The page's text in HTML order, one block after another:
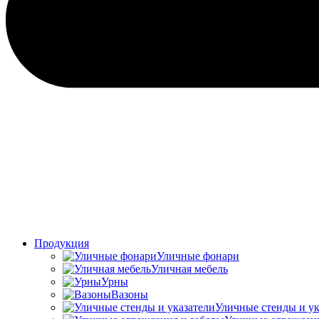
Продукция
Уличные фонари
Уличная мебель
Урны
Вазоны
Уличные стенды и